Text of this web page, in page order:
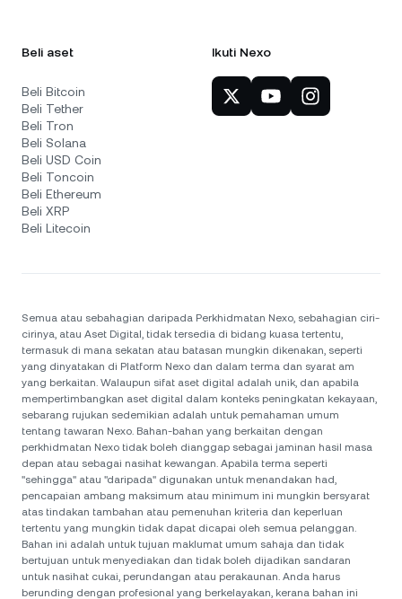
Beli aset
Beli Bitcoin
Beli Tether
Beli Tron
Beli Solana
Beli USD Coin
Beli Toncoin
Beli Ethereum
Beli XRP
Beli Litecoin
Ikuti Nexo
Semua atau sebahagian daripada Perkhidmatan Nexo, sebahagian ciri-
cirinya, atau Aset Digital, tidak tersedia di bidang kuasa tertentu,
termasuk di mana sekatan atau batasan mungkin dikenakan, seperti
yang dinyatakan di Platform Nexo dan dalam terma dan syarat am
yang berkaitan. Walaupun sifat aset digital adalah unik, dan apabila
mempertimbangkan aset digital dalam konteks peningkatan kekayaan,
sebarang rujukan sedemikian adalah untuk pemahaman umum
tentang tawaran Nexo. Bahan-bahan yang berkaitan dengan
perkhidmatan Nexo tidak boleh dianggap sebagai jaminan hasil masa
depan atau sebagai nasihat kewangan. Apabila terma seperti
"sehingga" atau "daripada" digunakan untuk menandakan had,
pencapaian ambang maksimum atau minimum ini mungkin bersyarat
atas tindakan tambahan atau pemenuhan kriteria dan keperluan
tertentu yang mungkin tidak dapat dicapai oleh semua pelanggan.
Bahan ini adalah untuk tujuan maklumat umum sahaja dan tidak
bertujuan untuk menyediakan dan tidak boleh dijadikan sandaran
untuk nasihat cukai, perundangan atau perakaunan. Anda harus
berunding dengan profesional yang berkelayakan, kerana bahan ini